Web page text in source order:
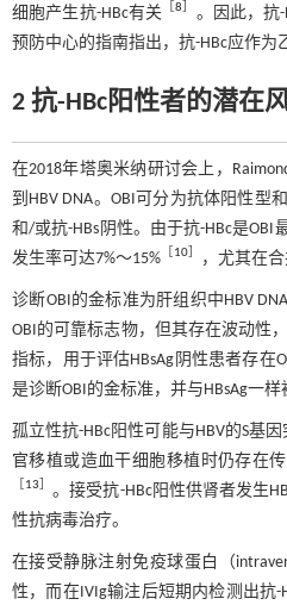
细胞产生抗-HBc有关
［8］ 。因此，抗
预防中心的指南指出，抗-HBc应作
2 抗-HBc阳性者的潜在
在2018年塔奥米纳研讨会上，
到HBV DNA。OBI可分为抗体阳性型
和/或抗-HBs阴性。由于抗-HBc是
发生率可达7%～15% ［10］ ，尤其在合
诊断OBI的金标准为肝组织中HBV
OBI的可靠标志物，但其存在波动性
指标，用于评估HBsAg阴性患者存在
是诊断OBI的金标准，并与HBsAg一样
孤立性抗-HBc阳性可能与HBV的S基
官移植或造血干细胞移植时仍存在
［13］ 。接受抗-HBc阳性供肾者发生
性抗病毒治疗。
在接受静脉注射免疫球蛋白（
性，而在IVIg输注后短期内检测出抗